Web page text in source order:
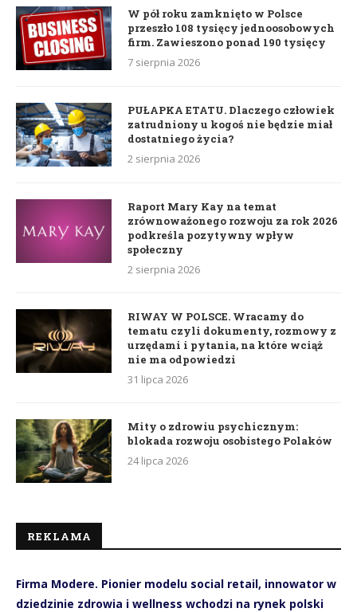
W pół roku zamknięto w Polsce
przeszło 108 tysięcy jednoosobowych
firm. Zawieszono ponad 190 tysięcy
7 sierpnia 2026
PUŁAPKA ETATU. Dlaczego człowiek
zatrudniony u kogoś nie będzie miał
dostatniego życia?
2 sierpnia 2026
Raport Mary Kay na temat
zrównoważonego rozwoju za rok 2026
podkreśla pozytywny wpływ
społeczny
2 sierpnia 2026
RIWAY W POLSCE. Wracamy do
tematu czyli dokumenty, rozmowy z
urzędami i pytania, na które wciąż
nie ma odpowiedzi
31 lipca 2026
Mity o zdrowiu psychicznym:
blokada rozwoju osobistego Polaków
24 lipca 2026
REKLAMA
Firma Modere. Pionier modelu social retail, innowator w
dziedzinie zdrowia i wellness wchodzi na rynek polski